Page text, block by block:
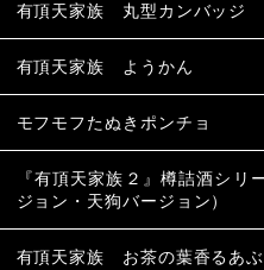
有頂天家族 丸型カンバッジ
有頂天家族 ようかん
モフモフたぬきポンチョ
『有頂天家族２』樽詰酒シリ
ジョン・天狗バージョン）
有頂天家族 お茶の葉香るあ